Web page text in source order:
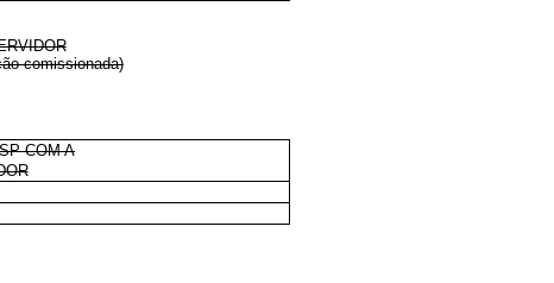
comissionada)
COM A